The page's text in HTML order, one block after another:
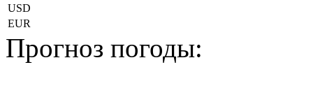
USD
EUR
Прогноз погоды: